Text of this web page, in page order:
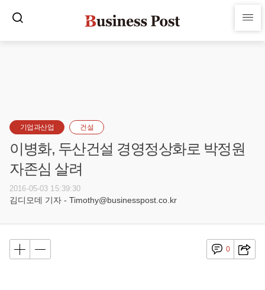
기업과산업 건설
이병화, 두산건설 경영정상화로 박정원
자존심 살려
2016-05-03 15:39:30
김디모데 기자 - Timothy@businesspost.co.kr
0